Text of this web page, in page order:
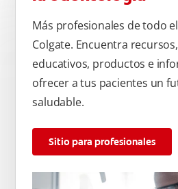
Más profesionales de todo
Colgate. Encuentra
educativos, productos e
ofrecer a tus pacientes un
saludable.
Sitio para profesionales